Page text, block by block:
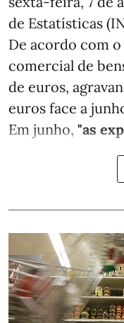
de Estatísticas
De acordo com
comercial de
de euros,
euros face a
Em junho, "as